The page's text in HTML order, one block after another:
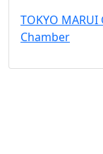
TOKYO
Chamber